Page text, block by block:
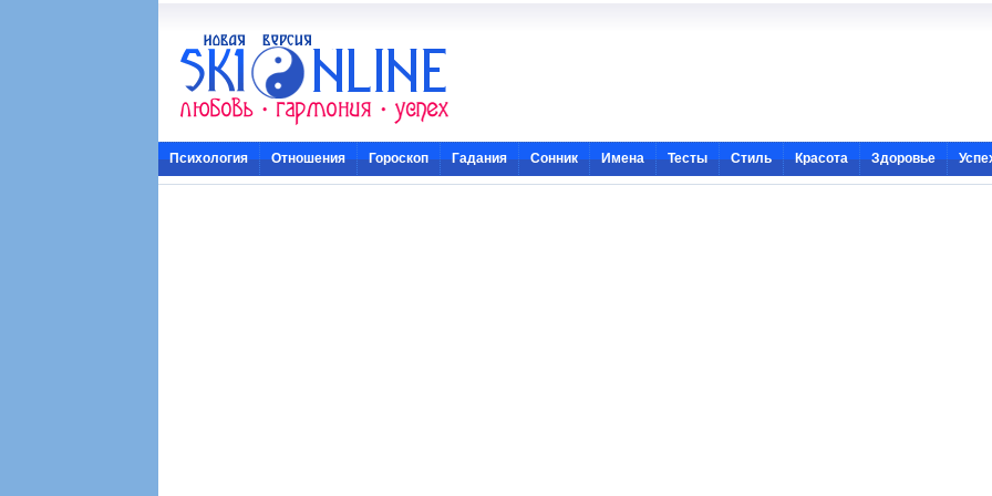
Психология Отношения Гороскоп Гадания Сонник Имена Тесты Стиль Красота Здоровье